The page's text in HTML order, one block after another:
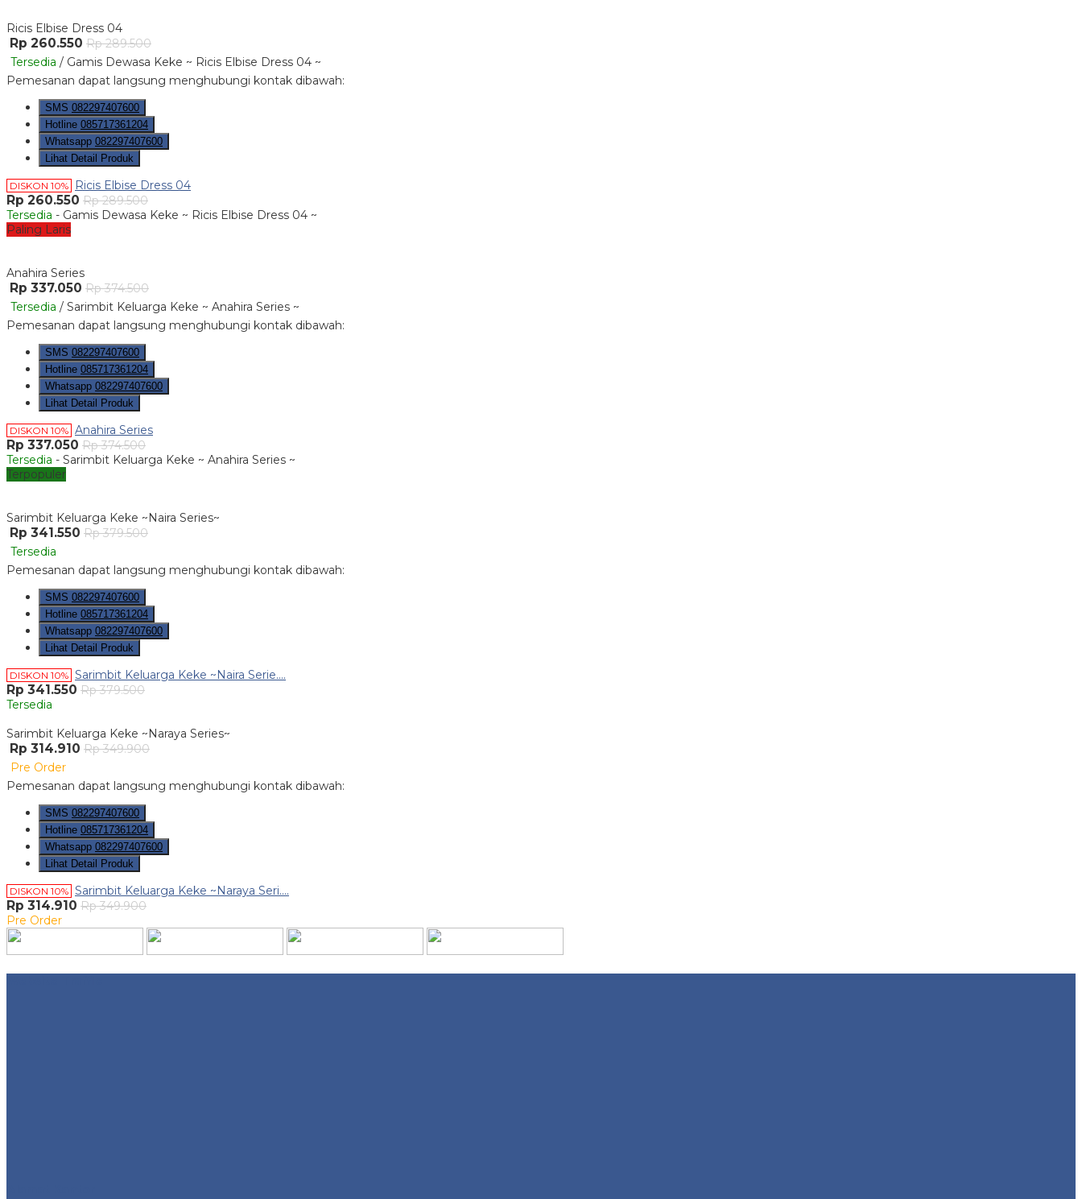
Ricis Elbise Dress 04
Rp 260.550 Rp 289.500
Tersedia / Gamis Dewasa Keke ~ Ricis Elbise Dress 04 ~
Pemesanan dapat langsung menghubungi kontak dibawah:
SMS 082297407600
Hotline 085717361204
Whatsapp 082297407600
Lihat Detail Produk
DISKON 10% Ricis Elbise Dress 04
Rp 260.550 Rp 289.500
Tersedia - Gamis Dewasa Keke ~ Ricis Elbise Dress 04 ~
Paling Laris
Anahira Series
Rp 337.050 Rp 374.500
Tersedia / Sarimbit Keluarga Keke ~ Anahira Series ~
Pemesanan dapat langsung menghubungi kontak dibawah:
SMS 082297407600
Hotline 085717361204
Whatsapp 082297407600
Lihat Detail Produk
DISKON 10% Anahira Series
Rp 337.050 Rp 374.500
Tersedia - Sarimbit Keluarga Keke ~ Anahira Series ~
Terpopuler
Sarimbit Keluarga Keke ~Naira Series~
Rp 341.550 Rp 379.500
Tersedia
Pemesanan dapat langsung menghubungi kontak dibawah:
SMS 082297407600
Hotline 085717361204
Whatsapp 082297407600
Lihat Detail Produk
DISKON 10% Sarimbit Keluarga Keke ~Naira Serie....
Rp 341.550 Rp 379.500
Tersedia
Sarimbit Keluarga Keke ~Naraya Series~
Rp 314.910 Rp 349.900
Pre Order
Pemesanan dapat langsung menghubungi kontak dibawah:
SMS 082297407600
Hotline 085717361204
Whatsapp 082297407600
Lihat Detail Produk
DISKON 10% Sarimbit Keluarga Keke ~Naraya Seri....
Rp 314.910 Rp 349.900
Pre Order